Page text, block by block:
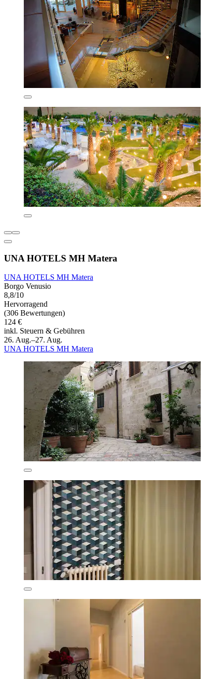
UNA HOTELS MH Matera
UNA HOTELS MH Matera
Borgo Venusio
8,8/10
Hervorragend
(306 Bewertungen)
124 €
inkl. Steuern & Gebühren
26. Aug.–27. Aug.
UNA HOTELS MH Matera